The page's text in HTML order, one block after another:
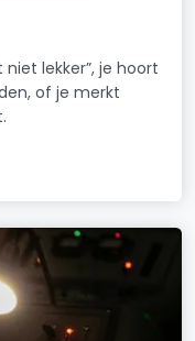
lekker”, je hoort
of je merkt